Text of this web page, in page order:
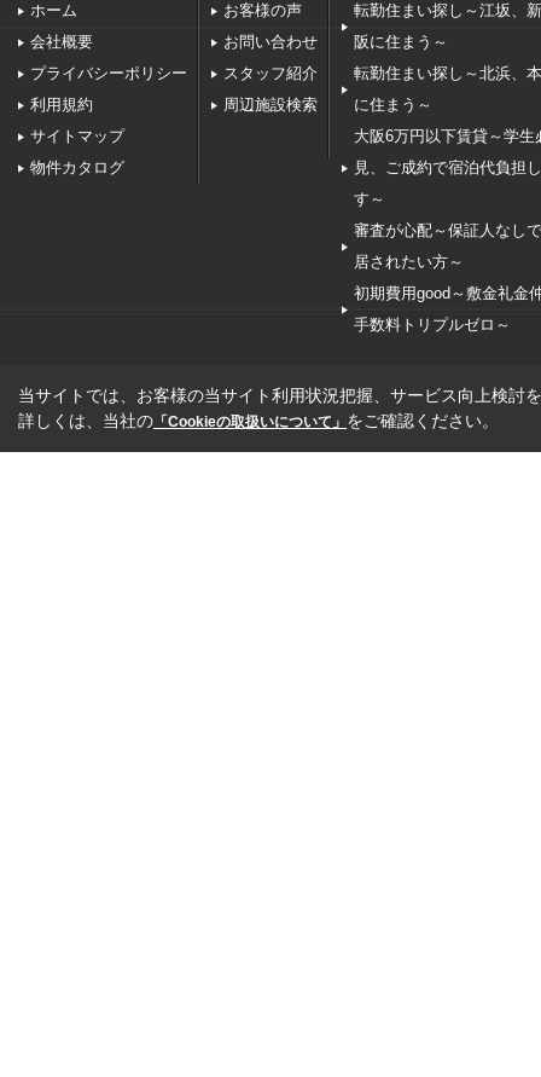
ホーム
会社概要
プライバシーポリシー
利用規約
サイトマップ
物件カタログ
お客様の声
お問い合わせ
スタッフ紹介
周辺施設検索
転勤住まい探し～江坂、
阪に住まう～
転勤住まい探し～北浜、
に住まう～
大阪6万円以下賃貸～学生
見、ご成約で宿泊代負担
す～
審査が心配～保証人なし
居されたい方～
初期費用good～敷金礼金
手数料トリプルゼロ～
当サイトでは、お客様の当サイト利用状況把握、サービス向上検討
詳しくは、当社の 「Cookieの取扱いについて」 をご確認ください。